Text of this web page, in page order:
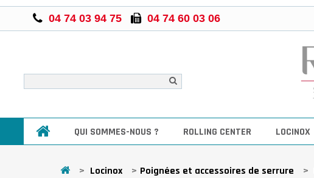
04 74 03 94 75 04 74 60 03 06
QUI SOMMES-NOUS ? ROLLING CENTER LOCINOX
> Locinox > Poignées et accessoires de serrure >